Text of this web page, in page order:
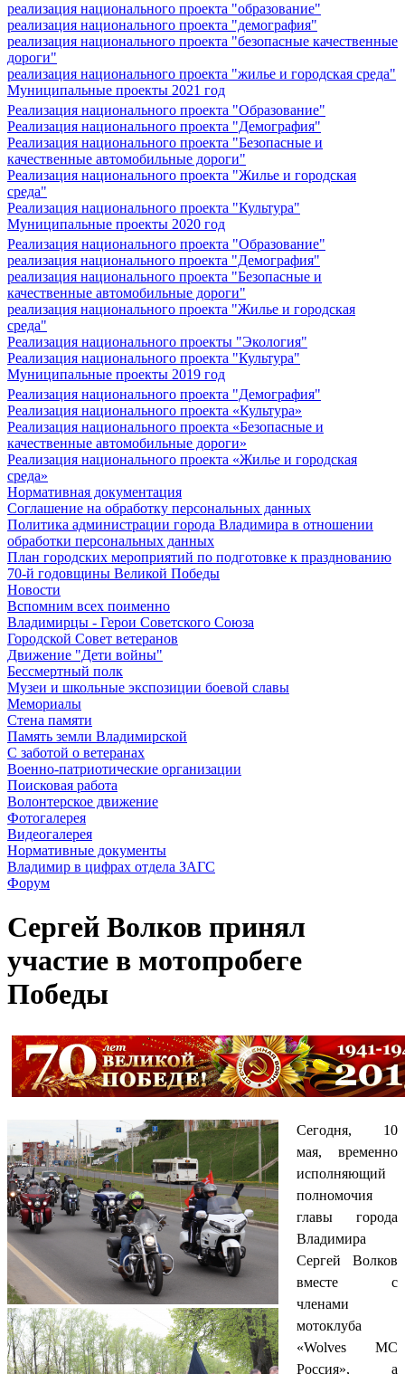
реализация национального проекта "образование"
реализация национального проекта "демография"
реализация национального проекта "безопасные качественные
дороги"
реализация национального проекта "жилье и городская среда"
Муниципальные проекты 2021 год
Реализация национального проекта "Образование"
Реализация национального проекта "Демография"
Реализация национального проекта "Безопасные и
качественные автомобильные дороги"
Реализация национального проекта "Жилье и городская
среда"
Реализация национального проекта "Культура"
Муниципальные проекты 2020 год
Реализация национального проекта "Образование"
реализация национального проекта "Демография"
реализация национального проекта "Безопасные и
качественные автомобильные дороги"
реализация национального проекта "Жилье и городская
среда"
Реализация национального проекты "Экология"
Реализация национального проекта "Культура"
Муниципальные проекты 2019 год
Реализация национального проекта "Демография"
Реализация национального проекта «Культура»
Реализация национального проекта «Безопасные и
качественные автомобильные дороги»
Реализация национального проекта «Жилье и городская
среда»
Нормативная документация
Соглашение на обработку персональных данных
Политика администрации города Владимира в отношении
обработки персональных данных
План городских мероприятий по подготовке к празднованию
70-й годовщины Великой Победы
Новости
Вспомним всех поименно
Владимирцы - Герои Советского Союза
Городской Совет ветеранов
Движение "Дети войны"
Бессмертный полк
Музеи и школьные экспозиции боевой славы
Мемориалы
Стена памяти
Память земли Владимирской
С заботой о ветеранах
Военно-патриотические организации
Поисковая работа
Волонтерское движение
Фотогалерея
Видеогалерея
Нормативные документы
Владимир в цифрах отдела ЗАГС
Форум
Сергей Волков принял
участие в мотопробеге
Победы
Сегодня, 10
мая, временно
исполняющий
полномочия
главы города
Владимира
Сергей Волков
вместе с
членами
мотоклуба
«Wolves MC
Россия», а